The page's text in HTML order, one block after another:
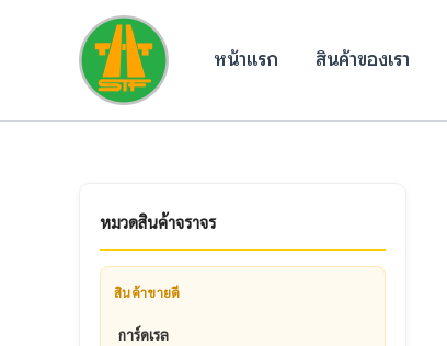
หน้าแรก สินค้าของเรา
หมวดสินค้าจราจร
สินค้าขายดี
การ์ดเรล